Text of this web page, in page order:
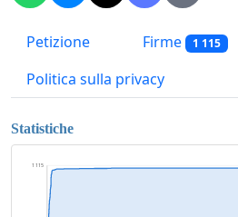
Petizione Firme 1 115
Politica sulla privacy
Statistiche
1 115